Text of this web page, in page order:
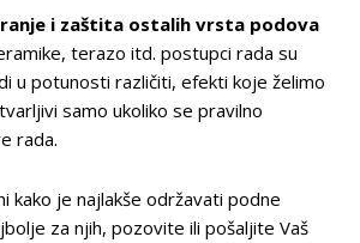
i zaštita ostalih vrsta podova
terazo itd. postupci rada su
u potunosti različiti, efekti koje želimo
samo ukoliko se pravilno
rada.
kako je najlakše održavati podne
za njih, pozovite ili pošaljite Vaš